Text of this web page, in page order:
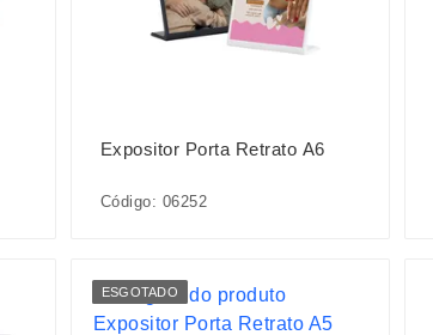
Expositor Porta Retrato A6
Código: 06252
ESGOTADO